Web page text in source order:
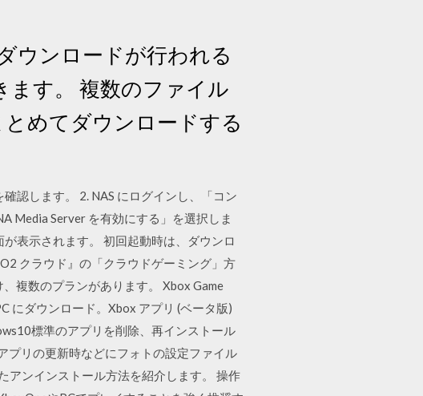
ウンロードが行われる
す。 複数のファイル
めてダウンロードする
認します。 2. NAS にログインし、「コン
Media Server を有効にする」を選択しま
表示されます。 初回起動時は、ダウンロ
クラウド』の「クラウドゲーミング」方
複数のプランがあります。 Xbox Game
にダウンロード。Xbox アプリ (ベータ版)
標準のアプリを削除、再インストール
プリの更新時などにフォトの設定ファイル
アンインストール方法を紹介します。 操作